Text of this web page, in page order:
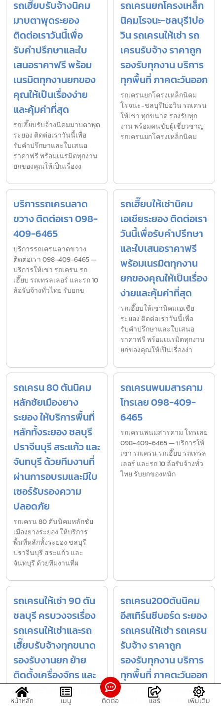
รถเฮี๊ยบรับจ้างนิคม
มาบตาพุดระยอง
ติดต่อเราวันนี้เพื่อ
รับคำปรึกษาและใบ
เสนอราคาฟรี พร้อม
เนรมิตทุกงานยกของ
คุณให้เป็นเรื่องง่าย
และคุ้มค่าที่สุด
รถเฮี๊ยบรับจ้างนิคมมาบตาพุด
ระยอง ติดต่อเราวันนี้เพื่อ
รับคำปรึกษาและใบเสนอ
ราคาฟรี พร้อมเนรมิตทุกงาน
ยกของคุณให้เป็นเรื่องง
รถเครนยกโครงเหล็ก
นิคมโรจนะ-ชลบุรี1บ่อ
วิน รถเครนให้เช่า รถ
เครนรับจ้าง ราคาถูก
รองรับทุกงาน บริการ
ทุกพื้นที่ ภาคตะวันออก
รถเครนยกโครงเหล็กนิคม
โรจนะ-ชลบุรี1บ่อวิน รถเครน
ให้เช่า ทุกขนาด รองรับทุก
งาน พร้อมคนขับผู้เชี่ยวชาญ
รถเครนยกโครงเหล็กนิคม
บริการรถเครนลาด
ขวาง ติดต่อเรา 098-
409-6465
บริการรถเครนลาดขวาง
ติดต่อเรา 098-409-6465 —
บริการให้เช่า รถเครน รถ
เฮี๊ยบ รถเทรลเลอร์ และรถ 10
ล้อรับจ้างทั่วไทย รับยกข
รถเฮี๊ยบให้เช่านิคม
เอเชียระยอง ติดต่อเรา
วันนี้เพื่อรับคำปรึกษา
และใบเสนอราคาฟรี
พร้อมเนรมิตทุกงาน
ยกของคุณให้เป็นเรื่อง
ง่ายและคุ้มค่าที่สุด
รถเฮี๊ยบให้เช่านิคมเอเชีย
ระยอง ติดต่อเราวันนี้เพื่อ
รับคำปรึกษาและใบเสนอ
ราคาฟรี พร้อมเนรมิตทุกงาน
ยกของคุณให้เป็นเรื่องง่า
รถเครน 80 ตันนิคม
หลักชัยเมืองยาง
ระยอง ให้บริการพื้นที่
หลักทั้งระยอง ชลบุรี
ปราจีนบุรี สระแก้ว และ
จันทบุรี ด้วยทีมงานที่
ผ่านการอบรมและมีใบ
เซอร์รับรองความ
ปลอดภัย
รถเครน 80 ตันนิคมหลักชัย
เมืองยางระยอง ให้บริการ
พื้นที่หลักทั้งระยอง ชลบุรี
ปราจีนบุรี สระแก้ว และ
จันทบุรี ด้วยทีมงานที่ผ
รถเครนพนมสารคาม
โทรเลย 098-409-
6465
รถเครนพนมสารคาม โทรเลย
098-409-6465 — บริการให้
เช่า รถเครน รถเฮี๊ยบ รถเทรล
เลอร์ และรถ 10 ล้อรับจ้างทั่ว
ไทย รับยกของหนัก
รถเครนให้เช่า 90 ตัน
ชลบุรี ครบวงจรเรื่อง
รถเครนให้เช่าและรถ
เฮี๊ยบรับจ้างทุกขนาด
รองรับงานยก ย้าย
ติดตั้งเครื่องจักร และ
โครงสร้างเหล็กทุกรูป
รถเครน200ตันนิคม
อีสเทิร์นซีบอร์ด ระยอง
รถเครนให้เช่า รถเครน
รับจ้าง ราคาถูก
รองรับทุกงาน บริการ
ทุกพื้นที่ ภาคตะวันออก
รถเครน200ตันนิคมอีสเทิร์น
ซีบอร์ด ระยอง รถเครนให้เช่า
หน้าหลัก เมนู ติดต่อ แชร์ เพิ่มเติม